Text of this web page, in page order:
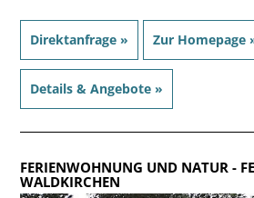
Direktanfrage » Zur Homepage
Details & Angebote »
FERIENWOHNUNG UND NATUR -
WALDKIRCHEN